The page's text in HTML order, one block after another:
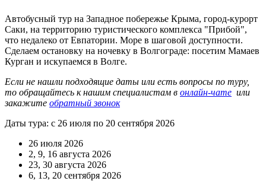
Автобусный тур на Западное побережье Крыма, город-курорт
Саки, на территорию туристического комплекса "Прибой",
что недалеко от Евпатории. Море в шаговой доступности.
Сделаем остановку на ночевку в Волгограде: посетим Мамаев
Курган и искупаемся в Волге.
Если не нашли подходящие даты или есть вопросы по туру,
то обращайтесь к нашим специалистам в онлайн-чате или
закажите обратный звонок
Даты тура: с 26 июля по 20 сентября 2026
26 июля 2026
2, 9, 16 августа 2026
23, 30 августа 2026
6, 13, 20 сентября 2026